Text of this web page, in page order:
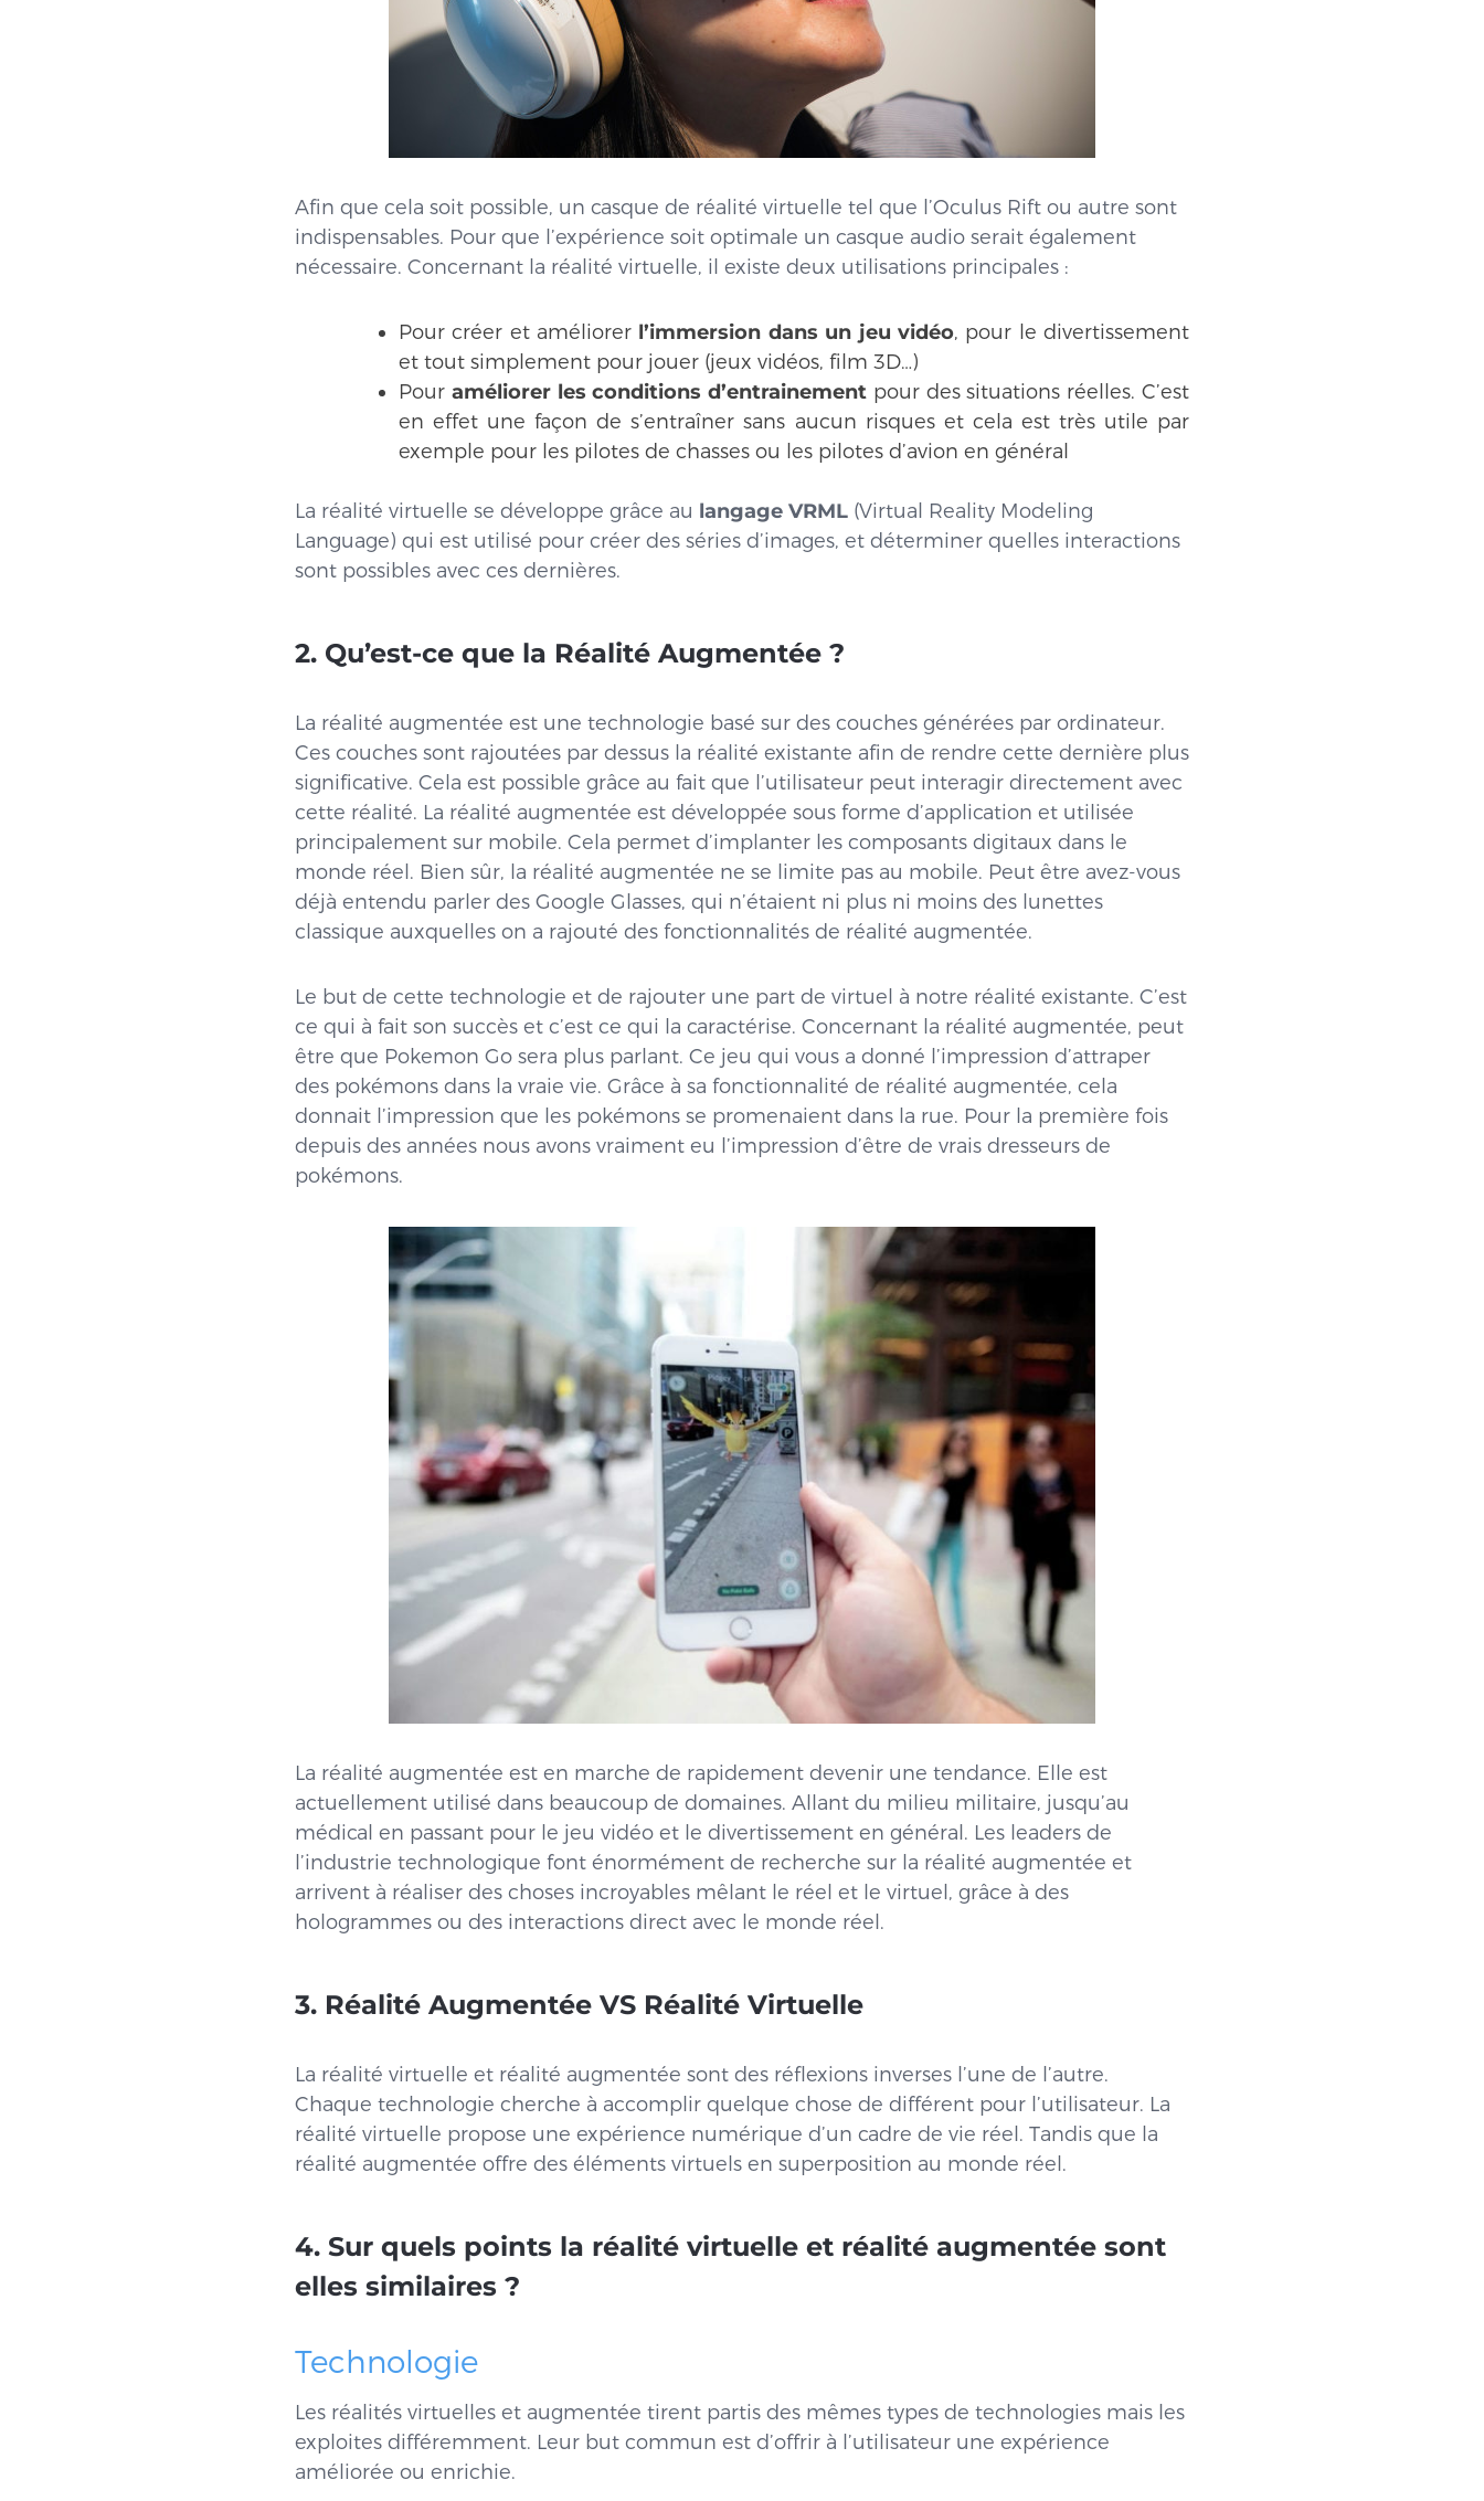
Afin que cela soit possible, un casque de réalité virtuelle tel que l’Oculus Rift ou autre sont
indispensables. Pour que l’expérience soit optimale un casque audio serait également
nécessaire. Concernant la réalité virtuelle, il existe deux utilisations principales :
Pour créer et améliorer l’immersion dans un jeu vidéo, pour le divertissement
et tout simplement pour jouer (jeux vidéos, film 3D…)
Pour améliorer les conditions d’entrainement pour des situations réelles. C’est
en effet une façon de s’entraîner sans aucun risques et cela est très utile par
exemple pour les pilotes de chasses ou les pilotes d’avion en général
La réalité virtuelle se développe grâce au langage VRML (Virtual Reality Modeling
Language) qui est utilisé pour créer des séries d’images, et déterminer quelles interactions
sont possibles avec ces dernières.
2. Qu’est-ce que la Réalité Augmentée ?
La réalité augmentée est une technologie basé sur des couches générées par ordinateur.
Ces couches sont rajoutées par dessus la réalité existante afin de rendre cette dernière plus
significative. Cela est possible grâce au fait que l’utilisateur peut interagir directement avec
cette réalité. La réalité augmentée est développée sous forme d’application et utilisée
principalement sur mobile. Cela permet d’implanter les composants digitaux dans le
monde réel. Bien sûr, la réalité augmentée ne se limite pas au mobile. Peut être avez-vous
déjà entendu parler des Google Glasses, qui n’étaient ni plus ni moins des lunettes
classique auxquelles on a rajouté des fonctionnalités de réalité augmentée.
Le but de cette technologie et de rajouter une part de virtuel à notre réalité existante. C’est
ce qui à fait son succès et c’est ce qui la caractérise. Concernant la réalité augmentée, peut
être que Pokemon Go sera plus parlant. Ce jeu qui vous a donné l’impression d’attraper
des pokémons dans la vraie vie. Grâce à sa fonctionnalité de réalité augmentée, cela
donnait l’impression que les pokémons se promenaient dans la rue. Pour la première fois
depuis des années nous avons vraiment eu l’impression d’être de vrais dresseurs de
pokémons.
La réalité augmentée est en marche de rapidement devenir une tendance. Elle est
actuellement utilisé dans beaucoup de domaines. Allant du milieu militaire, jusqu’au
médical en passant pour le jeu vidéo et le divertissement en général. Les leaders de
l’industrie technologique font énormément de recherche sur la réalité augmentée et
arrivent à réaliser des choses incroyables mêlant le réel et le virtuel, grâce à des
hologrammes ou des interactions direct avec le monde réel.
3. Réalité Augmentée VS Réalité Virtuelle
La réalité virtuelle et réalité augmentée sont des réflexions inverses l’une de l’autre.
Chaque technologie cherche à accomplir quelque chose de différent pour l’utilisateur. La
réalité virtuelle propose une expérience numérique d’un cadre de vie réel. Tandis que la
réalité augmentée offre des éléments virtuels en superposition au monde réel.
4. Sur quels points la réalité virtuelle et réalité augmentée sont
elles similaires ?
Technologie
Les réalités virtuelles et augmentée tirent partis des mêmes types de technologies mais les
exploites différemment. Leur but commun est d’offrir à l’utilisateur une expérience
améliorée ou enrichie.